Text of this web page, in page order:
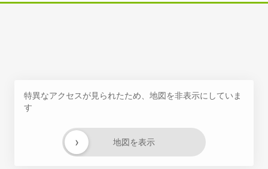
特異なアクセスが見られたため、地図を非表示にしていま
す
地図を表示
›